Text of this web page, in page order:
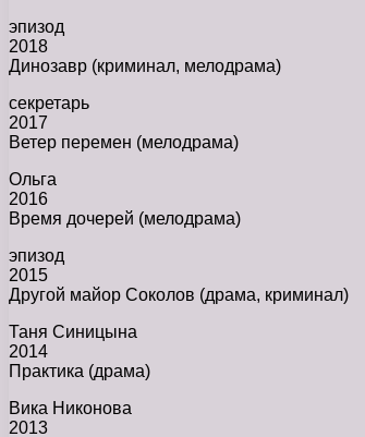
эпизод
2018
Динозавр (криминал, мелодрама)
секретарь
2017
Ветер перемен (мелодрама)
Ольга
2016
Время дочерей (мелодрама)
эпизод
2015
Другой майор Соколов (драма, криминал)
Таня Синицына
2014
Практика (драма)
Вика Никонова
2013